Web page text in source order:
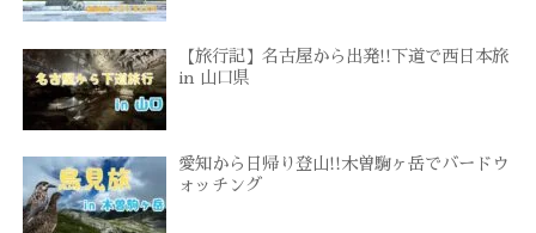
【旅行記】名古屋から出発!!下道で西日本旅
in 山口県
愛知から日帰り登山!!木曽駒ヶ岳でバードウ
ォッチング